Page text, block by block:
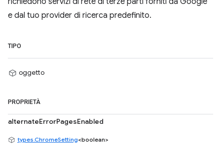
e dal tuo provider di ricerca predefinito.
TIPO
oggetto
PROPRIETÀ
alternateErrorPagesEnabled
types.ChromeSetting<boolean>